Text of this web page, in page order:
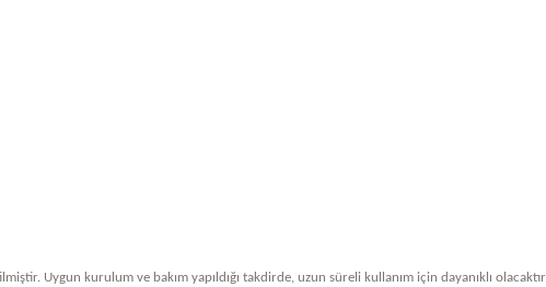
Uygun kurulum ve bakım yapıldığı takdirde, uzun süreli kullanım için dayanıklı